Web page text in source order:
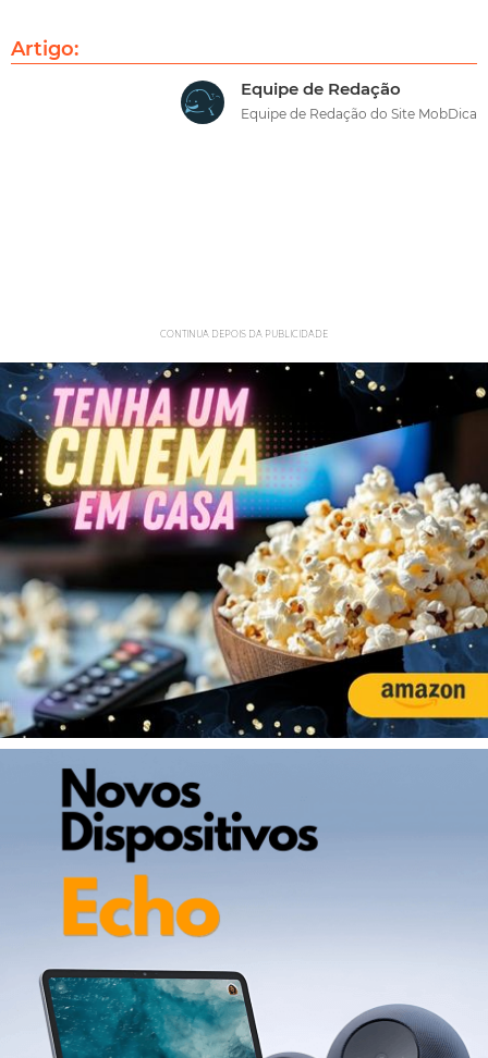
Artigo:
Equipe de Redação
Equipe de Redação do Site MobDica
CONTINUA DEPOIS DA PUBLICIDADE